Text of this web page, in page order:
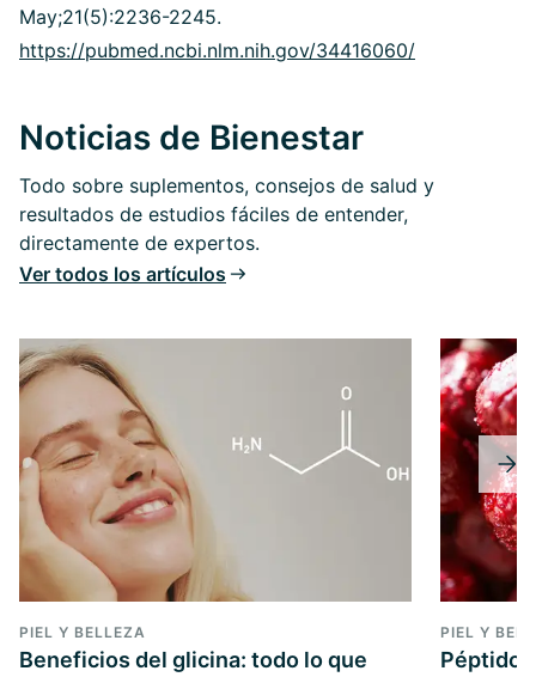
May;21(5):2236-2245.
https://pubmed.ncbi.nlm.nih.gov/34416060/
Noticias de Bienestar
Todo sobre suplementos, consejos de salud y
resultados de estudios fáciles de entender,
directamente de expertos.
Ver todos los artículos
PIEL Y BELLEZA
Beneficios del glicina: todo lo que
PIEL Y